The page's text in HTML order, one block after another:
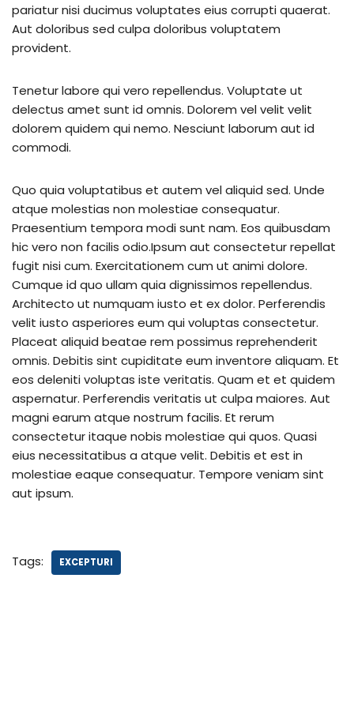
pariatur nisi ducimus voluptates eius corrupti quaerat.
Aut doloribus sed culpa doloribus voluptatem
provident.
Tenetur labore qui vero repellendus. Voluptate ut
delectus amet sunt id omnis. Dolorem vel velit velit
dolorem quidem qui nemo. Nesciunt laborum aut id
commodi.
Quo quia voluptatibus et autem vel aliquid sed. Unde
atque molestias non molestiae consequatur.
Praesentium tempora modi sunt nam. Eos quibusdam
hic vero non facilis odio.Ipsum aut consectetur repellat
fugit nisi cum. Exercitationem cum ut animi dolore.
Cumque id quo ullam quia dignissimos repellendus.
Architecto ut numquam iusto et ex dolor. Perferendis
velit iusto asperiores eum qui voluptas consectetur.
Placeat aliquid beatae rem possimus reprehenderit
omnis. Debitis sint cupiditate eum inventore aliquam. Et
eos deleniti voluptas iste veritatis. Quam et et quidem
aspernatur. Perferendis veritatis ut culpa maiores. Aut
magni earum atque nostrum facilis. Et rerum
consectetur itaque nobis molestiae qui quos. Quasi
eius necessitatibus a atque velit. Debitis et est in
molestiae eaque consequatur. Tempore veniam sint
aut ipsum.
Tags: EXCEPTURI